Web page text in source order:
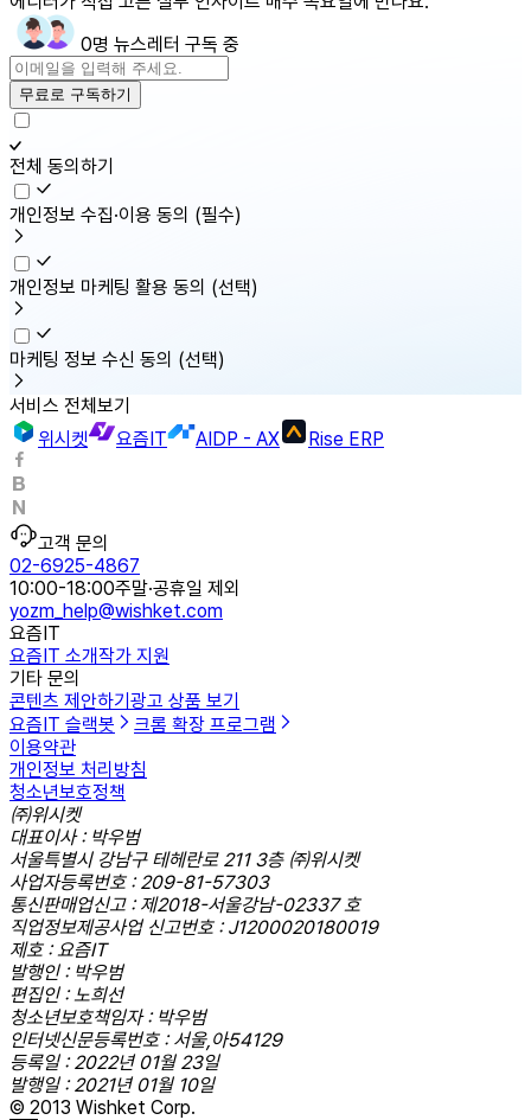
0명 뉴스레터 구독 중
무료로 구독하기
전체 동의하기
개인정보 수집·이용 동의 (필수)
개인정보 마케팅 활용 동의 (선택)
마케팅 정보 수신 동의 (선택)
서비스 전체보기
위시켓
요즘IT AIDP - AX Rise ERP
고객 문의
02-6925-4867
10:00-18:00주말·공휴일 제외
yozm_help@wishket.com
요즘IT
요즘IT 소개작가 지원
기타 문의
콘텐츠 제안하기광고 상품 보기
요즘IT 슬랙봇
크롬 확장 프로그램
이용약관
개인정보 처리방침
청소년보호정책
㈜위시켓
대표이사 : 박우범
서울특별시 강남구 테헤란로 211 3층 ㈜위시켓
사업자등록번호 : 209-81-57303
통신판매업신고 : 제2018-서울강남-02337 호
직업정보제공사업 신고번호 : J1200020180019
제호 : 요즘IT
발행인 : 박우범
편집인 : 노희선
청소년보호책임자 : 박우범
인터넷신문등록번호 : 서울,아54129
등록일 : 2022년 01월 23일
발행일 : 2021년 01월 10일
© 2013 Wishket Corp.